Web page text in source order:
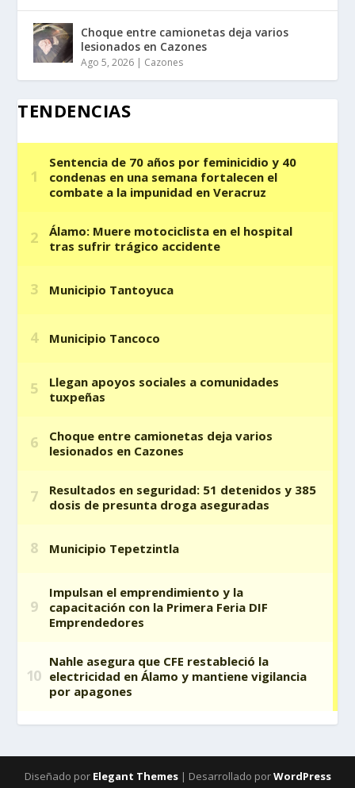
Choque entre camionetas deja varios
lesionados en Cazones
Ago 5, 2026 | Cazones
TENDENCIAS
Diseñado por Elegant Themes| Desarrollado porWordPress